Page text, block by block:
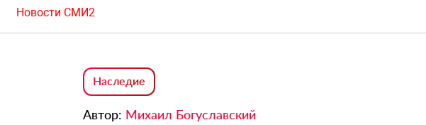
Новости СМИ2
Наследие
Автор: Михаил Богуславский